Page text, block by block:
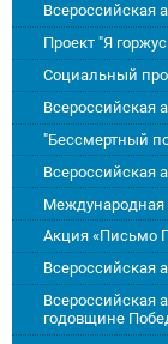
Всероссийская
Проект "Я
Социальный
Всероссийская
"Бессмертный
Всероссийская
Международная
Акция «Письмо
Всероссийская
Всероссийская
годовщине